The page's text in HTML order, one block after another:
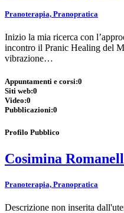
Pranoterapia, Pranopratica
Inizio la mia ricerca con
incontro il Pranic Healing del
vibrazione…
Appuntamenti e corsi:0
Siti web:0
Video:0
Pubblicazioni:0
Profilo Pubblico
Cosimina
Pranoterapia, Pranopratica
Descrizione non inserita